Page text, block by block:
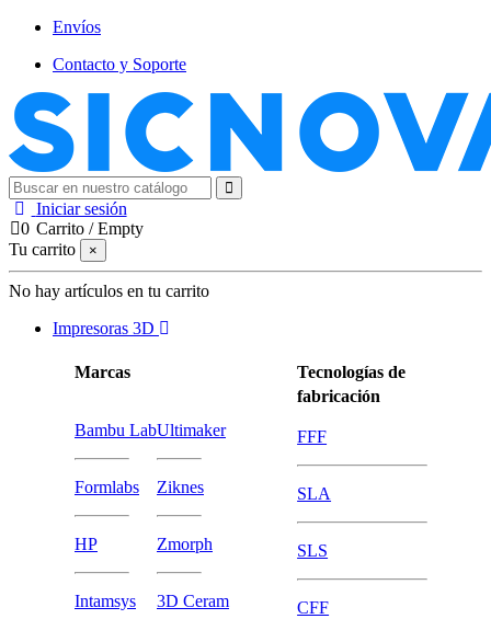
Envíos
Contacto y Soporte
Iniciar sesión
0 Carrito /Empty
Tu carrito
×
No hay artículos en tu carrito
Impresoras 3D
Marcas
Bambu Lab
Formlabs
HP
Intamsys
Ultimaker
Ziknes
Zmorph
3D Ceram
Tecnologías de
fabricación
FFF
SLA
SLS
CFF